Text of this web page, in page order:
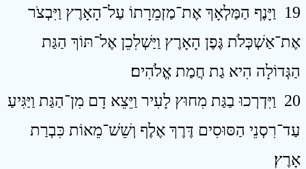
19 וַיָּנֶף הַמַּלְאָךְ אֶת־מַזְמֵרָתוֹ עַל־הָאָרֶץ וַיִּבְצֹר
אֶת־אַשְׁכְּלֹת גֶּפֶן הָאָרֶץ וַיַּשְׁלִכֵן אֶל־תּוֹךְ הַגַּת
הַגְּדוֹלָה הִיא גַת חֲמַת אֱלֹהִים׃
20 וַיִּדְרְכוּ בַגַּת מִחוּץ לָעִיר וַיֵּצֵא דָם מִן־הַגַּת וַיַּגִּיעַ
עַד־רִסְנֵי הַסּוּסִים דֶּרֶךְ אֶלֶף וְשֵׁשׁ־מֵאוֹת כִּבְרַת
אָרֶץ׃